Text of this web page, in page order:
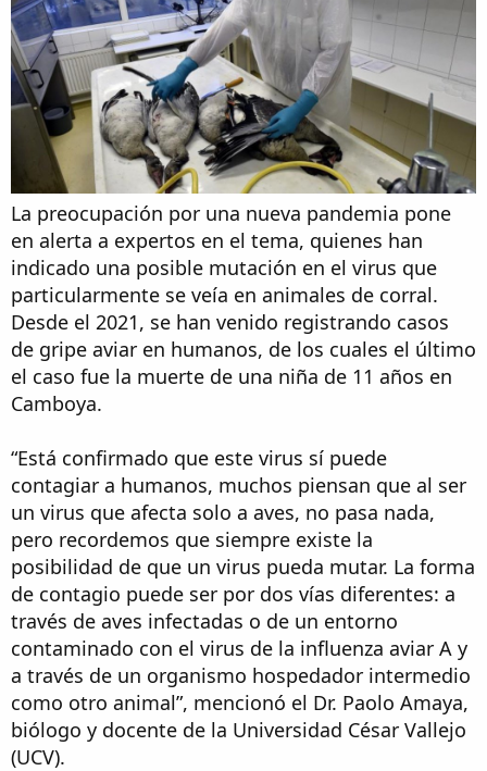
La preocupación por una nueva pandemia pone
en alerta a expertos en el tema, quienes han
indicado una posible mutación en el virus que
particularmente se veía en animales de corral.
Desde el 2021, se han venido registrando casos
de gripe aviar en humanos, de los cuales el último
el caso fue la muerte de una niña de 11 años en
Camboya.
“Está confirmado que este virus sí puede
contagiar a humanos, muchos piensan que al ser
un virus que afecta solo a aves, no pasa nada,
pero recordemos que siempre existe la
posibilidad de que un virus pueda mutar. La forma
de contagio puede ser por dos vías diferentes: a
través de aves infectadas o de un entorno
contaminado con el virus de la influenza aviar A y
a través de un organismo hospedador intermedio
como otro animal”, mencionó el Dr. Paolo Amaya,
biólogo y docente de la Universidad César Vallejo
(UCV).